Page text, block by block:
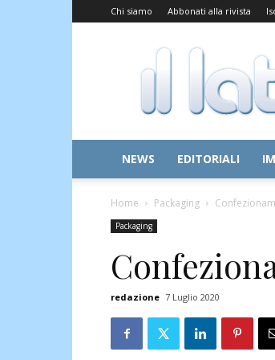
Chi siamo Abbonati alla rivista
Il
Latte
NEWS EDITORIALI
Home Packaging
Packaging
redazione 7 Luglio 2020